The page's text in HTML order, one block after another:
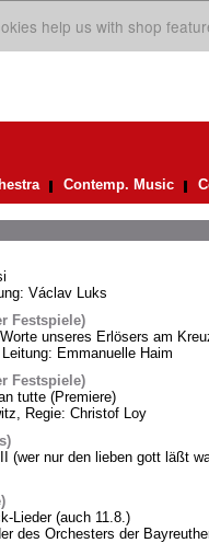
help us with shop
Contemp. Music
Václav Luks
Festspiele)
unseres Erlösers am
Emmanuelle Haim
Festspiele)
tutte (Premiere)
Regie: Christof Loy
(wer nur den lieben gott läßt
Lieder (auch 11.8.)
des Orchesters der